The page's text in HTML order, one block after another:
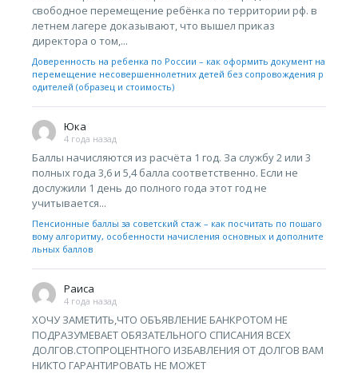
свободное перемещение ребёнка по территории рф. в
летнем лагере доказывают, что вышел приказ
директора о том,...
Доверенность на ребенка по России – как оформить документ на
перемещение несовершеннолетних детей без сопровождения р
одителей (образец и стоимость)
Юка
4 года назад
Баллы начисляются из расчёта 1 год. За службу 2 или 3
полных года 3,6 и 5,4 балла соответственно. Если не
дослужили 1 день до полного года этот год не
учитывается...
Пенсионные баллы за советский стаж – как посчитать по пошаго
вому алгоритму, особенности начисления основных и дополните
льных баллов
Раиса
4 года назад
ХОЧУ ЗАМЕТИТЬ,ЧТО ОБЪЯВЛЕНИЕ БАНКРОТОМ НЕ
ПОДРАЗУМЕВАЕТ ОБЯЗАТЕЛЬНОГО СПИСАНИЯ ВСЕХ
ДОЛГОВ.СТОПРОЦЕНТНОГО ИЗБАВЛЕНИЯ ОТ ДОЛГОВ ВАМ
НИКТО ГАРАНТИРОВАТЬ НЕ МОЖЕТ